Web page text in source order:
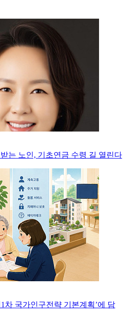
는 노인, 기초연금 수령 길 열린다
차 국가인구전략 기본계획’에 담